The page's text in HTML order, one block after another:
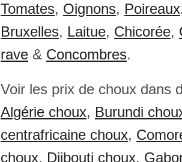
Tomates, Oignons, Poireaux
Bruxelles, Laitue, Chicorée,
rave & Concombres.
Voir les prix de choux dans
Algérie choux, Burundi
centrafricaine choux,
choux, Djibouti choux,